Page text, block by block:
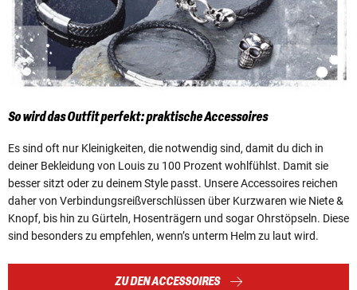
So wird das Outfit perfekt: praktische Accessoires
Es sind oft nur Kleinigkeiten, die notwendig sind, damit du dich in
deiner Bekleidung von Louis zu 100 Prozent wohlfühlst. Damit sie
besser sitzt oder zu deinem Style passt. Unsere Accessoires reichen
daher von Verbindungsreißverschlüssen über Kurzwaren wie Niete &
Knopf, bis hin zu Gürteln, Hosenträgern und sogar Ohrstöpseln. Diese
sind besonders zu empfehlen, wenn’s unterm Helm zu laut wird.
ZU DEN ACCESSOIRES